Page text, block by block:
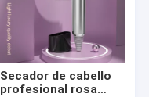
Secador de cabello
profesional rosa